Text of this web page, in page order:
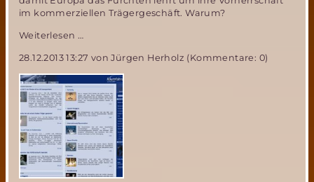
im kommerziellen Trägergeschäft. Warum?
Weiterlesen …
X
mit
der
Falcon
9
ARIANESPACE
das
Fürchten?
28.12.2013 13:27 von Jürgen Herholz (Kommentare: 0)